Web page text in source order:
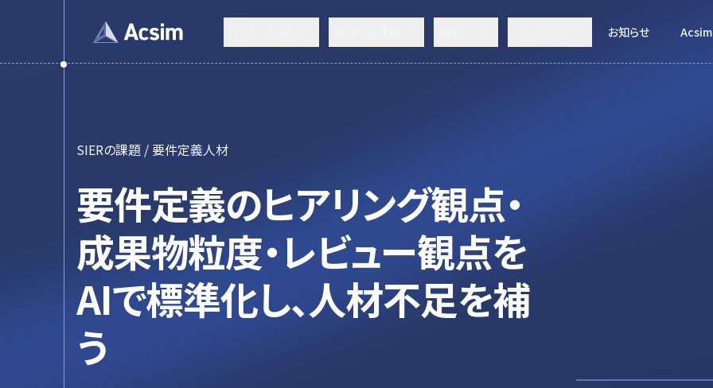
お知らせ
SIERの課題 / 要件定義人材
要件定義のヒアリング観点・
成果物粒度・レビュー観点を
AIで標準化し、人材不足を補
う